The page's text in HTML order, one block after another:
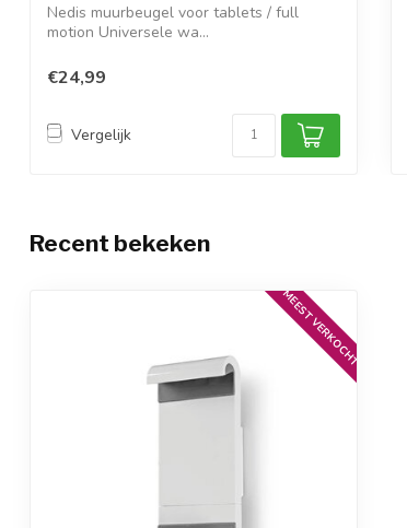
Nedis muurbeugel voor tablets / full
motion Universele wa...
€24,99
Vergelijk
Recent bekeken
MEEST VERKOCHT